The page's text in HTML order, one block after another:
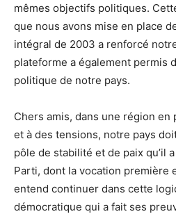
mêmes objectifs politiques.
que nous avons mise en place
intégral de 2003 a renforcé
plateforme a également permis
politique de notre pays.
Chers amis, dans une région
et à des tensions, notre pays
pôle de stabilité et de paix qu’il
Parti, dont la vocation première
entend continuer dans cette
démocratique qui a fait ses